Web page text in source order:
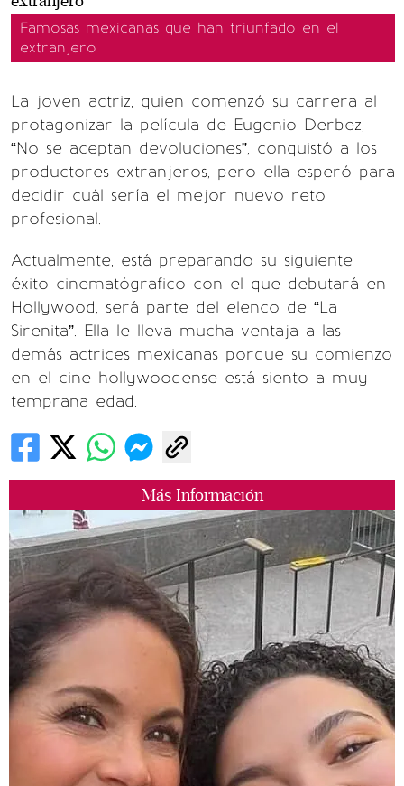
Más Información
Famosas mexicanas que han triunfado en el
extranjero
La joven actriz, quien comenzó su carrera al
protagonizar la película de Eugenio Derbez,
“No se aceptan devoluciones”, conquistó a los
productores extranjeros, pero ella esperó para
decidir cuál sería el mejor nuevo reto
profesional.
Actualmente, está preparando su siguiente
éxito cinematógrafico con el que debutará en
Hollywood, será parte del elenco de “La
Sirenita”. Ella le lleva mucha ventaja a las
demás actrices mexicanas porque su comienzo
en el cine hollywoodense está siento a muy
temprana edad.